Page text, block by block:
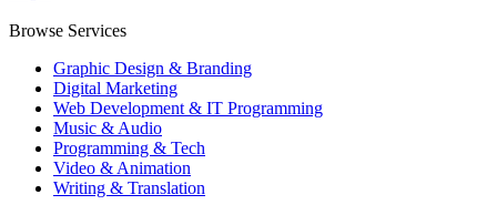
Browse Services
Graphic Design & Branding
Digital Marketing
Web Development & IT Programming
Music & Audio
Programming & Tech
Video & Animation
Writing & Translation